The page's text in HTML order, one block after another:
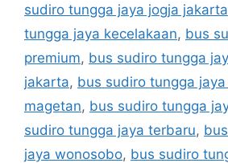
sudiro tungga jaya jogja jakarta
tungga jaya kecelakaan, bus
premium, bus sudiro tungga
jakarta, bus sudiro tungga
magetan, bus sudiro tungga
sudiro tungga jaya terbaru,
jaya wonosobo, bus sudiro